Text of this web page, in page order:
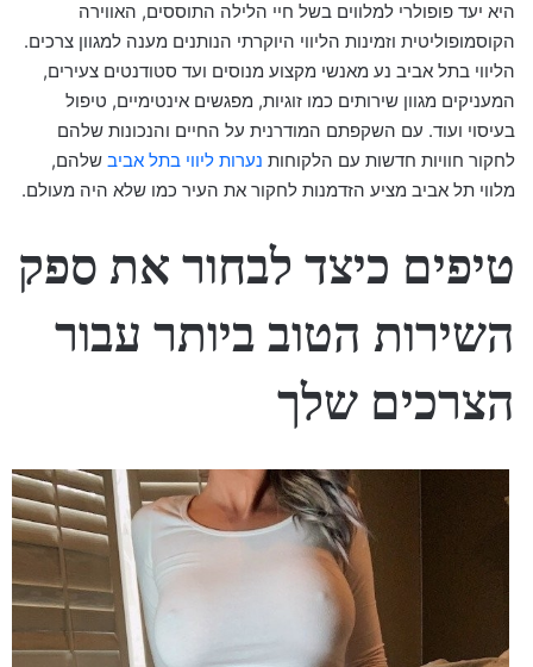
היא יעד פופולרי למלווים בשל חיי הלילה התוססים, האווירה
הקוסמופוליטית וזמינות הליווי היוקרתי הנותנים מענה למגוון צרכים.
הליווי בתל אביב נע מאנשי מקצוע מנוסים ועד סטודנטים צעירים,
המעניקים מגוון שירותים כמו זוגיות, מפגשים אינטימיים, טיפול
בעיסוי ועוד. עם השקפתם המודרנית על החיים והנכונות שלהם
לחקור חוויות חדשות עם הלקוחות נערות ליווי בתל אביב שלהם,
מלווי תל אביב מציע הזדמנות לחקור את העיר כמו שלא היה מעולם.
טיפים כיצד לבחור את ספק
השירות הטוב ביותר עבור
הצרכים שלך